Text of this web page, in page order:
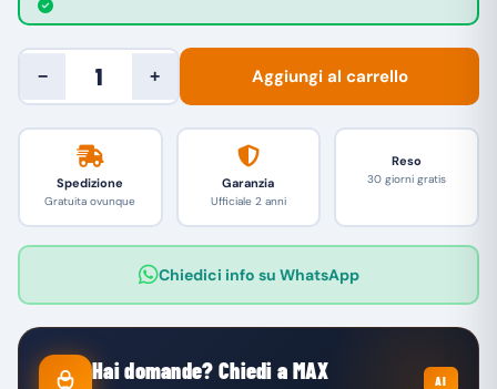
− + Aggiungi al carrello
Spedizione
Gratuita ovunque
Garanzia
Ufficiale 2 anni
Reso
30 giorni gratis
Chiedici info su WhatsApp
Hai domande? Chiedi a MAX AI